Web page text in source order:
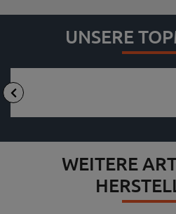
UNSERE
WEITERE